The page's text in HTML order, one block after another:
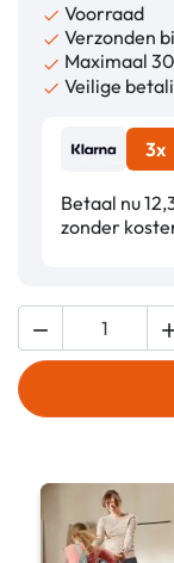
 Voorraad
 Verzonden
 Maximaal
 Veilige
3x
Betaal nu
zonder
